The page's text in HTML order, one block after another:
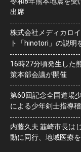
出席
株式会社メディカロ
ト「hinotori」の説明
16時27分頃発生した
策本部会議が開催
第60回記念全国道場
による少年剣士指導
内藤久夫 韮崎市長は
動に同行、地域医療